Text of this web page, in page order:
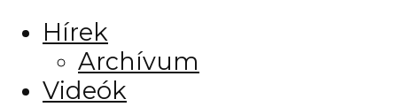
Hírek
Archívum
Videók